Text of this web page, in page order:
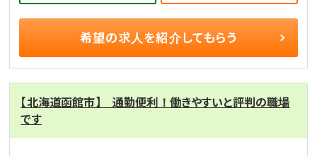
希望の求人を紹介してもらう
【北海道函館市】 通勤便利！働きやすいと評判の職場
です